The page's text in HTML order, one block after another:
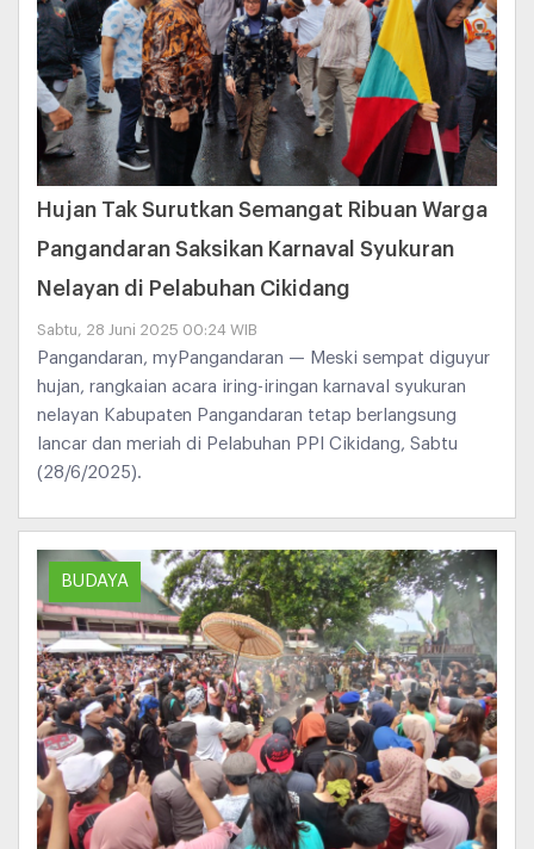
Hujan Tak Surutkan Semangat Ribuan Warga
Pangandaran Saksikan Karnaval Syukuran
Nelayan di Pelabuhan Cikidang
Sabtu, 28 Juni 2025 00:24 WIB
Pangandaran, myPangandaran — Meski sempat diguyur
hujan, rangkaian acara iring-iringan karnaval syukuran
nelayan Kabupaten Pangandaran tetap berlangsung
lancar dan meriah di Pelabuhan PPI Cikidang, Sabtu
(28/6/2025).
BUDAYA